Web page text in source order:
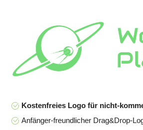
Kostenfreies Logo für nicht-
Anfänger-freundlicher Drag&Drop-